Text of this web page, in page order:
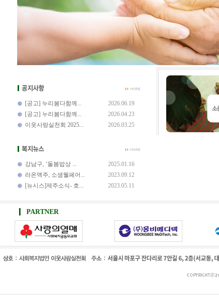
[공고] 누리봄다함께...
2026.06.19
[공고] 누리봄다함께...
2026.04.23
이웃사랑실천회 2025...
2026.03.25
강남구, ‘돌봄밥상 ...
2025.01.16
라온맥주, 소샘웰페어...
2023.09.12
[뉴시스]제주소식- 호...
2023.05.11
PARTNER